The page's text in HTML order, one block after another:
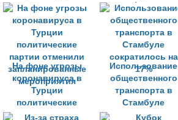
нового типа
дефицита
макаронных
изделий
На фоне угрозы
коронавируса в
Турции
политические
партии отменили
Использование
общественного
транспорта в
Стамбуле
сократилось на